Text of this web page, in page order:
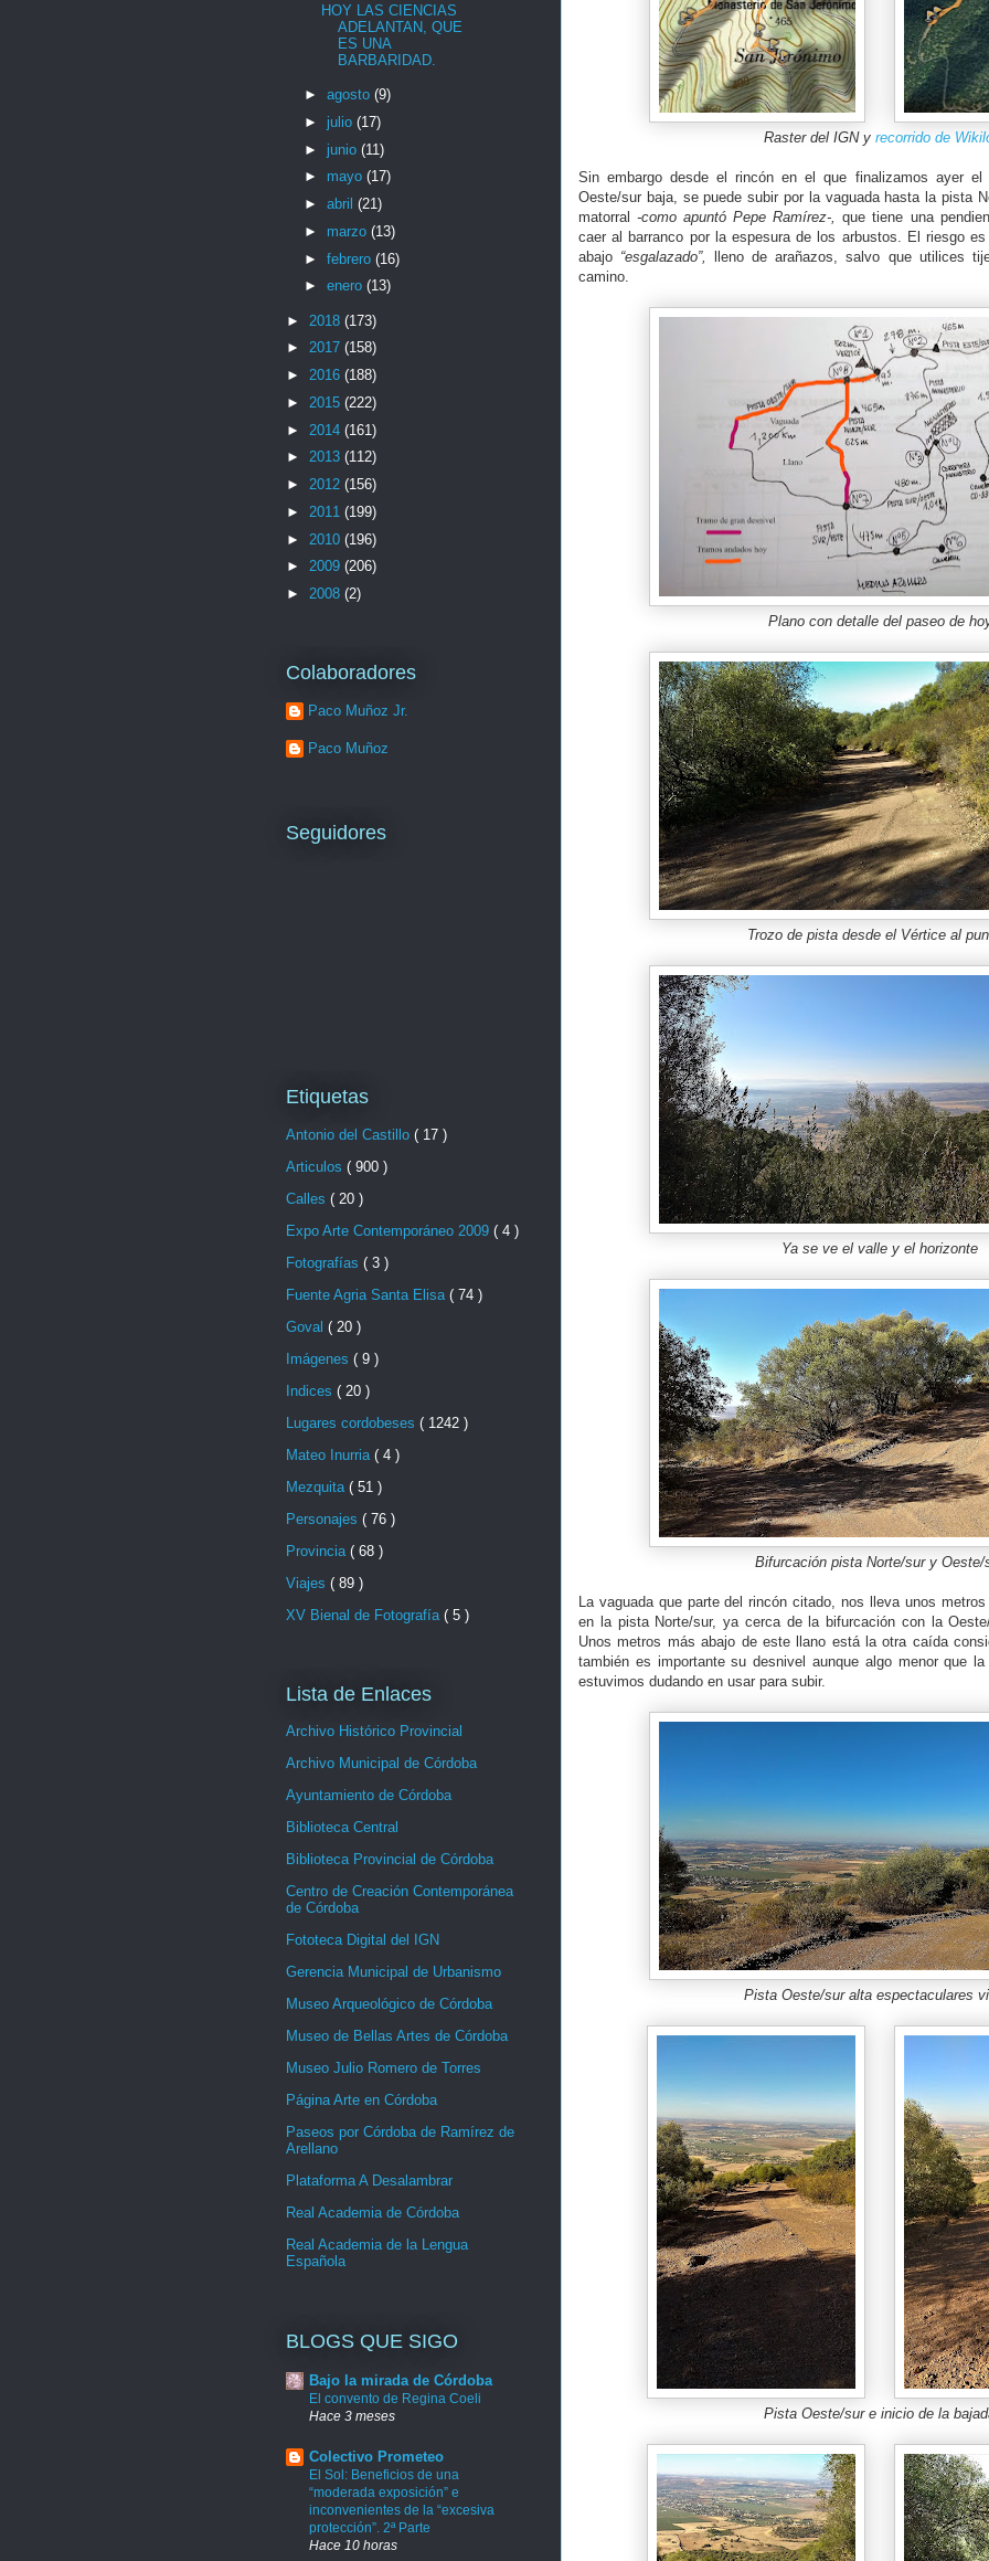
Raster del IGN y recorrido de
Sin embargo desde el rincón en el que finalizamos ayer
Oeste/sur baja, se puede subir por la vaguada hasta la pista
matorral-como apuntó Pepe Ramírez-, que tiene una
caer al barranco por la espesura de los arbustos. El riesgo
abajo “esgalazado”,
lleno de arañazos, salvo que utilices
camino.
Plano con detalle del paseo de
Trozo de pista desde el Vértice al
Ya se ve el valle y el horizonte
Bifurcación pista Norte/sur y Oeste/
La vaguada que parte del rincón citado, nos lleva unos
en la pista Norte/sur, ya cerca de la bifurcación con la
Unos metros más abajo de este llano está la otra caída
también es importante su desnivel aunque algo menor que
estuvimos dudando en usar para subir.
Pista Oeste/sur alta espectaculares
Pista Oeste/sur e inicio de la
HOY LAS CIENCIAS
ADELANTAN, QUE
ES UNA
BARBARIDAD.
► agosto (9)
► julio (17)
► junio (11)
► mayo (17)
► abril (21)
► marzo (13)
► febrero (16)
► enero (13)
► 2018 (173)
► 2017 (158)
► 2016 (188)
► 2015 (222)
► 2014 (161)
► 2013 (112)
► 2012 (156)
► 2011 (199)
► 2010 (196)
► 2009 (206)
► 2008 (2)
Colaboradores
Paco Muñoz Jr.
Paco Muñoz
Seguidores
Etiquetas
Antonio del Castillo ( 17 )
Articulos ( 900 )
Calles ( 20 )
Expo Arte Contemporáneo 2009 ( 4 )
Fotografías ( 3 )
Fuente Agria Santa Elisa ( 74 )
Goval ( 20 )
Imágenes ( 9 )
Indices ( 20 )
Lugares cordobeses ( 1242 )
Mateo Inurria ( 4 )
Mezquita ( 51 )
Personajes ( 76 )
Provincia ( 68 )
Viajes ( 89 )
XV Bienal de Fotografía ( 5 )
Lista de Enlaces
Archivo Histórico Provincial
Archivo Municipal de Córdoba
Ayuntamiento de Córdoba
Biblioteca Central
Biblioteca Provincial de Córdoba
Centro de Creación Contemporánea
de Córdoba
Fototeca Digital del IGN
Gerencia Municipal de Urbanismo
Museo Arqueológico de Córdoba
Museo de Bellas Artes de Córdoba
Museo Julio Romero de Torres
Página Arte en Córdoba
Paseos por Córdoba de Ramírez de
Arellano
Plataforma A Desalambrar
Real Academia de Córdoba
Real Academia de la Lengua
Española
BLOGS QUE SIGO
Bajo la mirada de Córdoba
El convento de Regina Coeli
Hace 3 meses
Colectivo Prometeo
El Sol: Beneficios de una
“moderada exposición” e
inconvenientes de la “excesiva
protección”. 2ª Parte
Hace 10 horas